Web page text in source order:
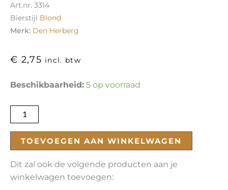
Art.nr. 3314
Bierstijl Blond
Merk: Den Herberg
€ 2,75 incl. btw
Beschikbaarheid: 5 op voorraad
Herberg
aantal
TOEVOEGEN AAN WINKELWAGEN
Dit zal ook de volgende producten aan je
winkelwagen toevoegen: